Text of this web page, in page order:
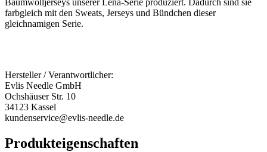
Baumwolljerseys unserer Lena-Serie produziert. Dadurch sind sie
farbgleich mit den Sweats, Jerseys und Bündchen dieser
gleichnamigen Serie.
Hersteller / Verantwortlicher:
Evlis Needle GmbH
Ochshäuser Str. 10
34123 Kassel
kundenservice@evlis-needle.de
Produkteigenschaften